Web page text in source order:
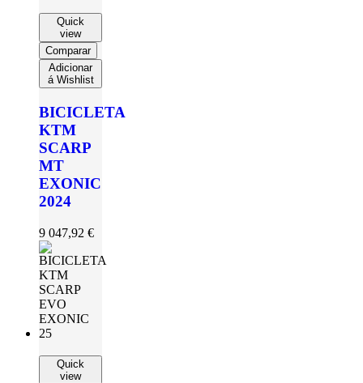
Quick
view
Comparar
Adicionar
á Wishlist
BICICLETA
KTM
SCARP
MT
EXONIC
2024
9 047,92 €
Quick
view